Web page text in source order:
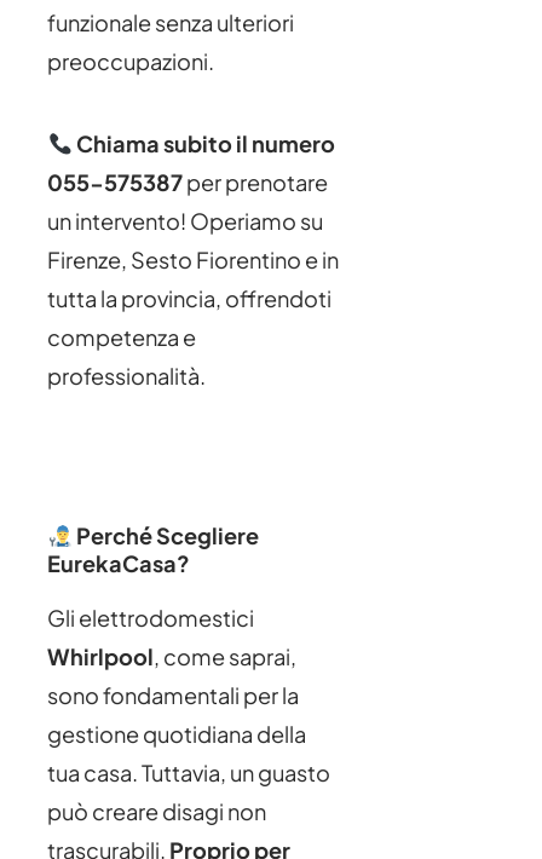
funzionale senza ulteriori
preoccupazioni.
Chiama subito il numero
055-575387per prenotare
un intervento! Operiamo su
Firenze, Sesto Fiorentino e in
tutta la provincia, offrendoti
competenza e
professionalità.
Perché Scegliere
EurekaCasa?
Gli elettrodomestici
Whirlpool, come saprai,
sono fondamentali per la
gestione quotidiana della
tua casa. Tuttavia, un guasto
può creare disagi non
trascurabili. Proprio per